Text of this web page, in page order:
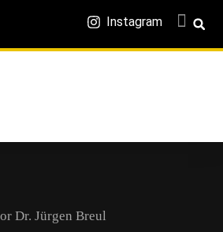
Instagram
Dr. Jürgen Breul